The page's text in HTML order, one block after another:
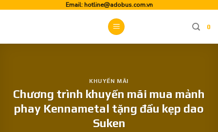
Email: hotline@adobus.com.vn
0
KHUYẾN MÃI
Chương trình khuyến mãi mua mảnh
phay Kennametal tặng đầu kẹp dao
Suken